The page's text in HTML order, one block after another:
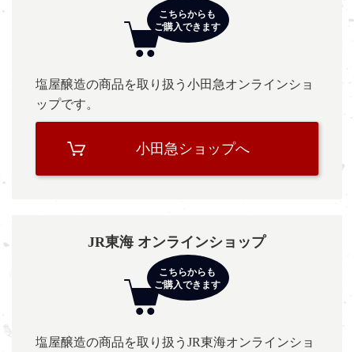
塩屋醸造の商品を取り扱う小田急オンラインショ
ップです。
小田急ショップへ
JR東海 オンラインショップ
塩屋醸造の商品を取り扱うJR東海オンラインショ